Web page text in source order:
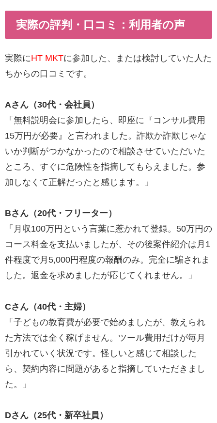
実際の評判・口コミ：利用者の声
実際にHT MKTに参加した、または検討していた人た
ちからの口コミです。
Aさん（30代・会社員）
「無料説明会に参加したら、即座に『コンサル費用
15万円が必要』と言われました。詐欺か詐欺じゃな
いか判断がつかなかったので相談させていただいた
ところ、すぐに危険性を指摘してもらえました。参
加しなくて正解だったと感じます。」
Bさん（20代・フリーター）
「月収100万円という言葉に惹かれて登録。50万円の
コース料金を支払いましたが、その後案件紹介は月1
件程度で月5,000円程度の報酬のみ。完全に騙されま
した。返金を求めましたが応じてくれません。」
Cさん（40代・主婦）
「子どもの教育費が必要で始めましたが、教えられ
た方法では全く稼げません。ツール費用だけが毎月
引かれていく状況です。怪しいと感じて相談した
ら、契約内容に問題があると指摘していただきまし
た。」
Dさん（25代・新卒社員）